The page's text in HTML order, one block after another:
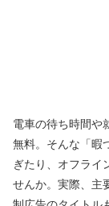
電車の待ち時間や
無料。そんな「暇
ぎたり、オフライ
せんか。実際、主